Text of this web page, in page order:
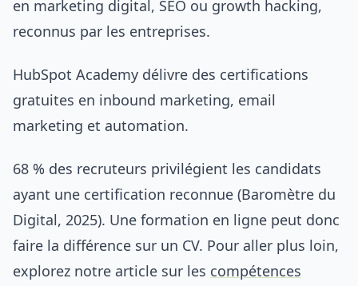
en marketing digital, SEO ou growth hacking,
reconnus par les entreprises.
HubSpot Academy délivre des certifications
gratuites en inbound marketing, email
marketing et automation.
68 % des recruteurs privilégient les candidats
ayant une certification reconnue (Baromètre du
Digital, 2025). Une formation en ligne peut donc
faire la différence sur un CV. Pour aller plus loin,
explorez notre article sur les compétences